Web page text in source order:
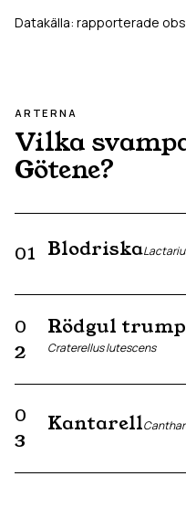
Datakälla: rapporterade
ARTERNA
Vilka
Götene?
01 Blodriska
0
2
Rödgul
Craterellus lutescens
0
3
Kantarell